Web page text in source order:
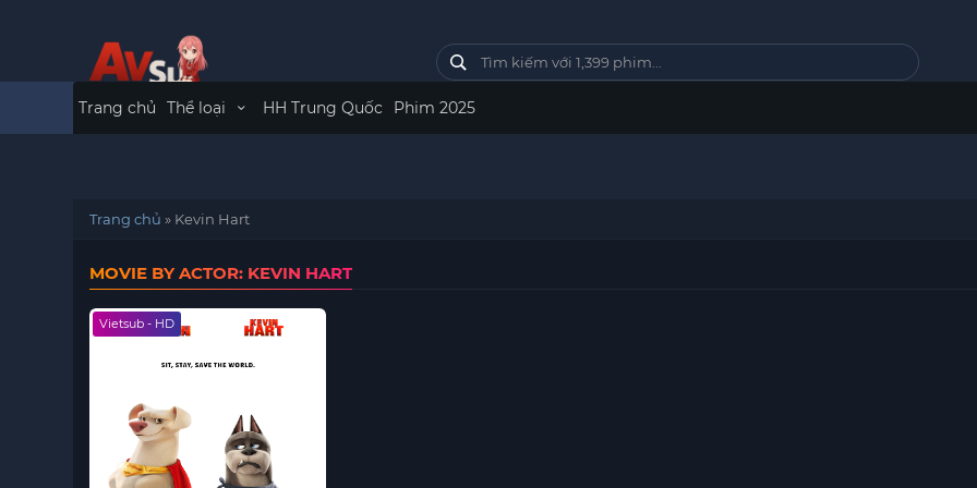
Trang chủ Thể loại HH Trung Quốc Phim 2025
Trang chủ » Kevin Hart
MOVIE BY ACTOR: KEVIN HART
Vietsub - HD